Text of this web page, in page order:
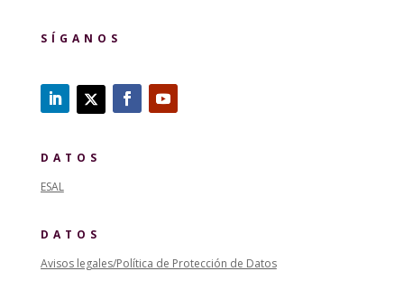
SÍGANOS
DATOS
ESAL
DATOS
Avisos legales/Política de Protección de Datos